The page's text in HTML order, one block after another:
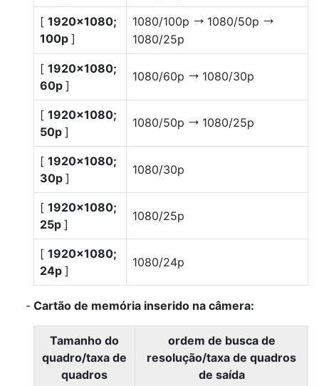
[ 1920×1080;
100p ]
1080/100p V 1080/50p V
1080/25p
[ 1920×1080;
60p ]
1080/60p V 1080/30p
[ 1920×1080;
50p ]
1080/50p V 1080/25p
[ 1920×1080;
30p ]
1080/30p
[ 1920×1080;
25p ]
1080/25p
[ 1920×1080;
24p ]
1080/24p
Cartão de memória inserido na câmera:
Tamanho do
quadro/taxa de
quadros
ordem de busca de
resolução/taxa de quadros
de saída